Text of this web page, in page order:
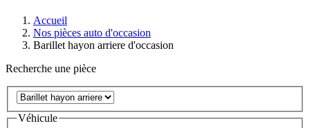
Accueil
Nos pièces auto d'occasion
Barillet hayon arriere d'occasion
Recherche une pièce
Véhicule